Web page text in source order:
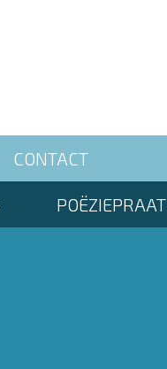
CONTACT
POËZIEPRAAT